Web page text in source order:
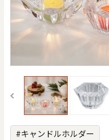
#タグから探す
価格で探す
円
クリア
#キャンドルホルダー